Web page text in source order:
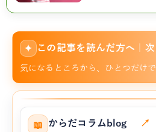
✦ この記事を読んだ方へ｜
気になるところから、ひとつだけで
📖 からだコラムblog ↗